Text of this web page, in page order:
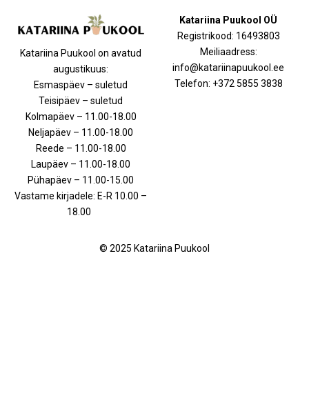
Katariina Puukool on avatud
augustikuus:
Esmaspäev – suletud
Teisipäev – suletud
Kolmapäev – 11.00-18.00
Neljapäev – 11.00-18.00
Reede – 11.00-18.00
Laupäev – 11.00-18.00
Pühapäev – 11.00-15.00
Vastame kirjadele: E-R 10.00 –
18.00
Katariina Puukool OÜ
Registrikood: 16493803
Meiliaadress:
info@katariinapuukool.ee
Telefon: +372 5855 3838
© 2025 Katariina Puukool